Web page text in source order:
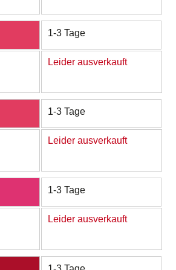
1-3 Tage
Leider ausverkauft
1-3 Tage
Leider ausverkauft
1-3 Tage
Leider ausverkauft